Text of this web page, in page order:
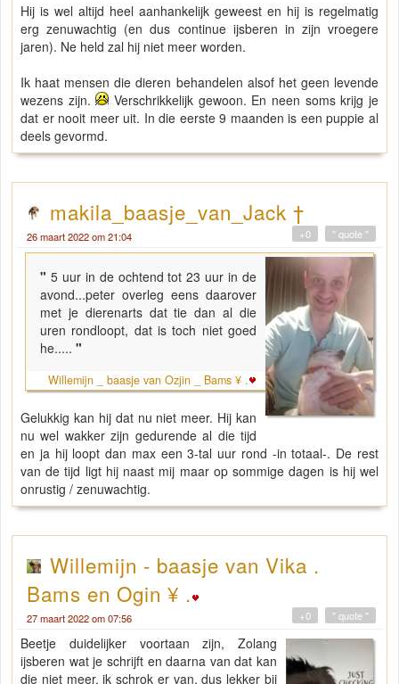
Hij is wel altijd heel aanhankelijk geweest en hij is regelmatig
erg zenuwachtig (en dus continue ijsberen in zijn vroegere
jaren). Ne held zal hij niet meer worden.
Ik haat mensen die dieren behandelen alsof het geen levende
wezens zijn.
Verschrikkelijk gewoon. En neen soms krijg je
dat er nooit meer uit. In die eerste 9 maanden is een puppie al
deels gevormd.
makila_baasje_van_Jack †
26 maart 2022 om 21:04 " quote "
+0
" 5 uur in de ochtend tot 23 uur in de
avond...peter overleg eens daarover
met je dierenarts dat tie dan al die
uren rondloopt, dat is toch niet goed
he..... "
Willemijn _ baasje van Ozjin _ Bams ¥ .
Gelukkig kan hij dat nu niet meer. Hij kan
nu wel wakker zijn gedurende al die tijd
en ja hij loopt dan max een 3-tal uur rond -in totaal-. De rest
van de tijd ligt hij naast mij maar op sommige dagen is hij wel
onrustig / zenuwachtig.
Willemijn - baasje van Vika .
Bams en Ogin ¥ .
27 maart 2022 om 07:56 " quote "
+0
Beetje duidelijker voortaan zijn, Zolang
ijsberen wat je schrijft en daarna van dat kan
die niet meer, ik schrok er van, dus lekker bij